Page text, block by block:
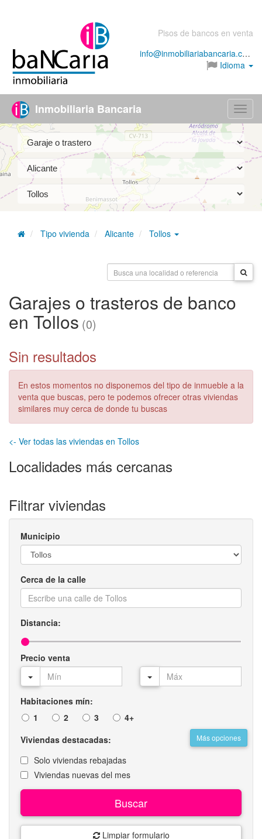
Pisos de bancos en venta
info@inmobiliariabancaria.com
Idioma
Menú
Inmobiliaria Bancaria
Tipo vivienda Alicante Tollos
Garajes o trasteros de banco
en Tollos (0)
Sin resultados
En estos momentos no disponemos del tipo de inmueble a la
venta que buscas, pero te podemos ofrecer otras viviendas
similares muy cerca de donde tu buscas
<- Ver todas las viviendas en Tollos
Localidades más cercanas
Filtrar viviendas
Municipio
Cerca de la calle
Distancia:
Precio venta
Habitaciones mín:
1
2 3 4+
Más opciones
Viviendas destacadas:
Solo viviendas rebajadas
Viviendas nuevas del mes
Buscar
Limpiar formulario